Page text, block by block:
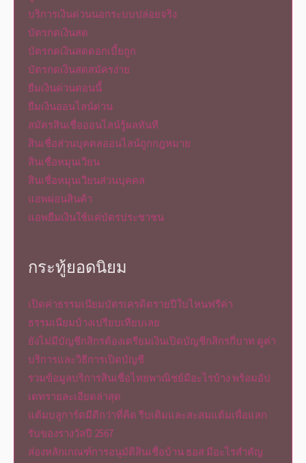
บริการเงินด่วนนอกระบบปล่อยจริง
บัตรกดเงินสด
บัตรกดเงินสดดอกเบี้ยถูก
บัตรกดเงินสดสมัครง่าย
ยืมเงินด่วนตอนนี้
ยืมเงินออนไลน์ด่วน
สมัครสินเชื่อออนไลน์รู้ผลทันที
สินเชื่อส่วนบุคคลออนไลน์ถูกกฎหมาย
สินเชื่อหมุนเวียน
สินเชื่อหมุนเวียนส่วนบุคคล
แอพผ่อนสินค้า
แอพยืมเงินใช้แค่บัตรประชาชน
กระทู้ยอดนิยม
เปิดค่าธรรมเนียมบัตรเครดิตรายปีใบไหนฟรีค่า
ธรรมเนียมบ้างเปรียบเทียบเลย
ยังไม่มีบัญชีกสิกรต้องเตรียมเงินเปิดบัญชีกสิกรกี่บาท ดูค่า
บริการและวิธีการเปิดบัญชี
รวมข้อมูลบริการสินเชื่อไทยพาณิชย์มีอะไรบ้าง พร้อมอัป
เดทรายละเอียดล่าสุด
แต้มบลูการ์ดมีดีกว่าที่คิด รีบเติมและสะสมแต้มเพื่อแลก
รับของรางวัลปี 2567
ส่องหลักเกณฑ์การอนุมัติสินเชื่อบ้าน ธอส มีอะไรสำคัญ